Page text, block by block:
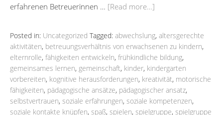
erfahrenen Betreuerinnen … [Read more…]
Posted in: Uncategorized Tagged: abwechslung, altersgerechte
aktivitäten, betreuungsverhältnis von erwachsenen zu kindern,
elternrolle, fähigkeiten entwickeln, frühkindliche bildung,
gemeinsames lernen, gemeinschaft, kinder, kindergarten
vorbereiten, kognitive herausforderungen, kreativität, motorische
fähigkeiten, pädagogische ansätze, pädagogischer ansatz,
selbstvertrauen, soziale erfahrungen, soziale kompetenzen,
soziale kontakte knüpfen, spaß, spielen, spielgruppe, spielgruppe